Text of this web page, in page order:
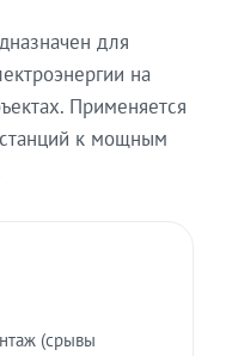
для
на
Применяется
к мощным
(срывы